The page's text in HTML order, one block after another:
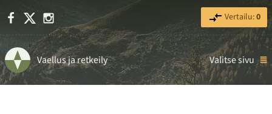
Facebook Instagram Vertailu:0
Vaellus ja retkeily Valitse sivu